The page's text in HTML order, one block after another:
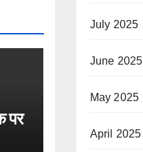
पर
July 2025
June 2025
May 2025
April 2025